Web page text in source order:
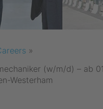
»
(w/m/d) – ab
Westerham